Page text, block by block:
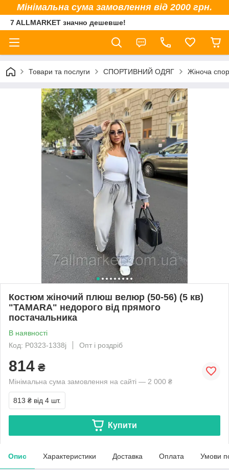
Мінімальна сума замовлення від 2000 грн.
7 ALLMARKET значно дешевше!
Товари та послуги СПОРТИВНИЙ ОДЯГ Жіноча
Костюм жіночий плюш велюр (50-56) (5 кв)
"TAMARA" недорого від прямого
постачальника
В наявності
Код: P0323-1338j
Опт і роздріб
814 ₴
Мінімальна сума замовлення на сайті — 2 000 ₴
813 ₴ від 4 шт.
Купити
Опис Характеристики Доставка Оплата Умови